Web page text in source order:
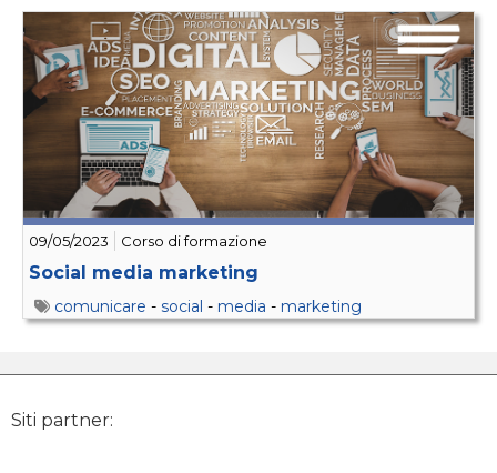
09/05/2023 Corso di formazione
Social media marketing
comunicare - social - media - marketing
Siti partner: